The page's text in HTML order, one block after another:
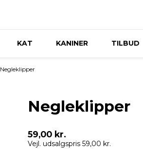
KAT KANINER TILBUD
Negleklipper
Negleklipper
59,00 kr.
Vejl. udsalgspris 59,00 kr.